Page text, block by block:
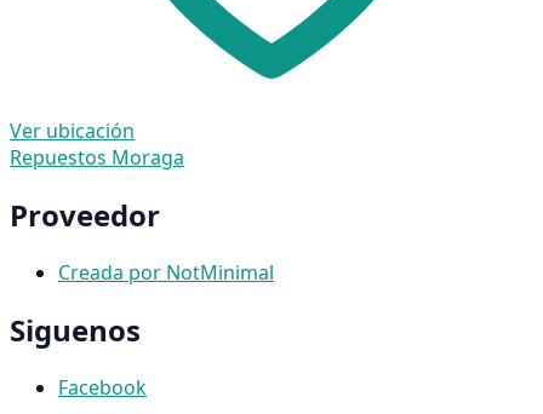
Ver ubicación
Repuestos Moraga
Proveedor
Creada por NotMinimal
Siguenos
Facebook